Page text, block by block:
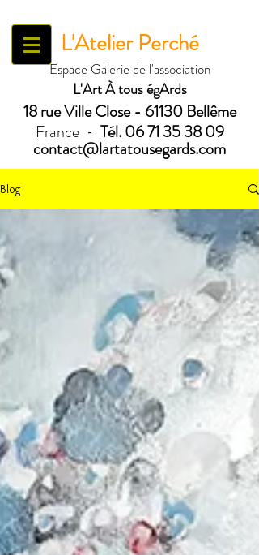
L'Atelier Perché
Espace Galerie de l'association
L'Art À tous égArds
18 rue Ville Close - 61130 Bellême
France- Tél.06 71 35 38 09
contact@lartatousegards.com
Blog